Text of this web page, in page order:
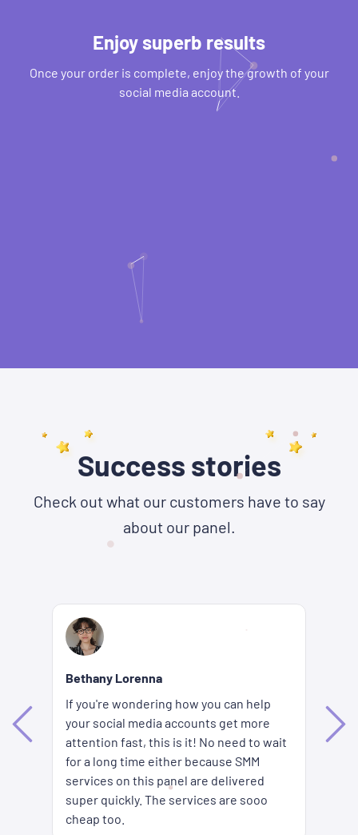
Enjoy superb results
Once your order is complete, enjoy the growth of your
social media account.
Success stories
Check out what our customers have to say
about our panel.
Bethany Lorenna
If you're wondering how you can help
your social media accounts get more
attention fast, this is it! No need to wait
for a long time either because SMM
services on this panel are delivered
super quickly. The services are sooo
cheap too.